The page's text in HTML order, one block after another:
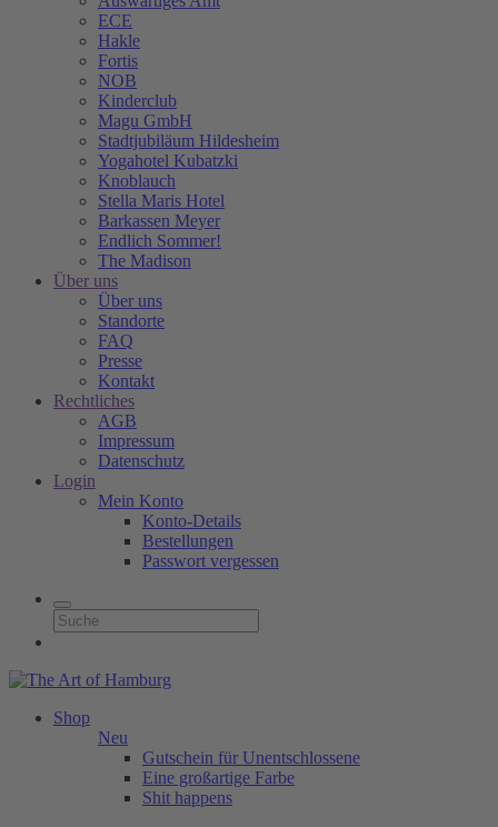
ECE
Hakle
Fortis
NOB
Kinderclub
Magu GmbH
Stadtjubiläum Hildesheim
Yogahotel Kubatzki
Knoblauch
Stella Maris Hotel
Barkassen Meyer
Endlich Sommer!
The Madison
Über uns
Über uns
Standorte
FAQ
Presse
Kontakt
Rechtliches
AGB
Impressum
Datenschutz
Login
Mein Konto
Konto-Details
Bestellungen
Passwort vergessen
Shop
Neu
Gutschein für Unentschlossene
Eine großartige Farbe
Shit happens